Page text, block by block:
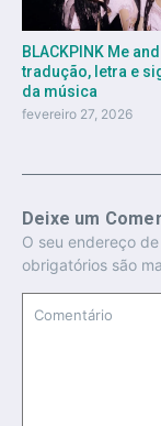
BLACKPINK Me
tradução, letra e
da música
fevereiro 27, 2026
Deixe um
O seu endereço
obrigatórios são